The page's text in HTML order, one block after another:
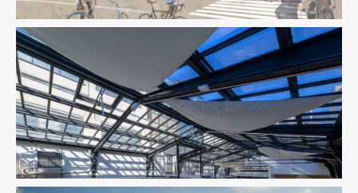
Enseignement Fluides